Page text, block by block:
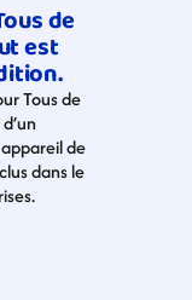
de
est
Tous de
de
dans le